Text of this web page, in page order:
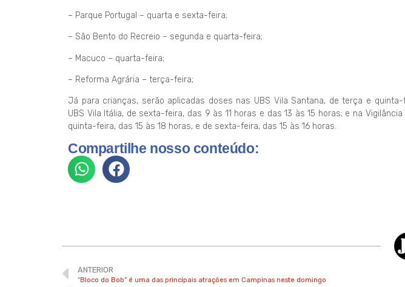
– Parque Portugal – quarta e sexta-feira;
– São Bento do Recreio – segunda e quarta-feira;
– Macuco – quarta-feira;
– Reforma Agrária – terça-feira;
Já para crianças, serão aplicadas doses nas UBS Vila Santana, de terça e
UBS Vila Itália, de sexta-feira, das 9 às 11 horas e das 13 às 15 horas; e na
quinta-feira, das 15 às 18 horas, e de sexta-feira, das 15 às 16 horas.
Compartilhe nosso conteúdo:
ANTERIOR
“Bloco do Bob” é uma das principais atrações em Campinas neste domingo